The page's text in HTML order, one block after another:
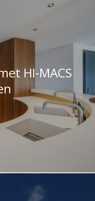
HI-MACS